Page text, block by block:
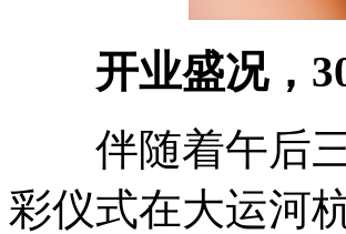
开业盛况，
伴随着午后三
彩仪式在大运河